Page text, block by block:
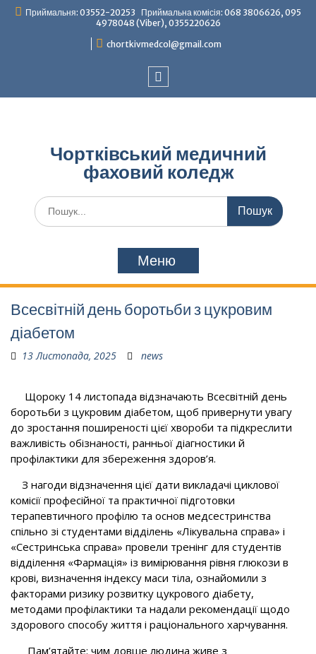
ПерейтиПриймальня: 03552-20253 Приймальна комісія: 068 3806626, 095
4978048 (Viber), 0355220626
chortkivmedcol@gmail.com
Facebook
Чортківський медичний
фаховий коледж
Шукати:
Меню
Всесвітній день боротьби з цукровим
діабетом
13 Листопада, 2025 news
Щороку 14 листопада відзначають Всесвітній день
боротьби з цукровим діабетом, щоб привернути увагу
до зростання поширеності цієї хвороби та підкреслити
важливість обізнаності, ранньої діагностики й
профілактики для збереження здоров’я.
З нагоди відзначення цієї дати викладачі циклової
комісії професійної та практичної підготовки
терапевтичного профілю та основ медсестринства
спільно зі студентами відділень «Лікувальна справа» і
«Сестринська справа» провели тренінг для студентів
відділення «Фармація» із вимірювання рівня глюкози в
крові, визначення індексу маси тіла, ознайомили з
факторами ризику розвитку цукрового діабету,
методами профілактики та надали рекомендації щодо
здорового способу життя і раціонального харчування.
Пам’ятайте: чим довше людина живе з